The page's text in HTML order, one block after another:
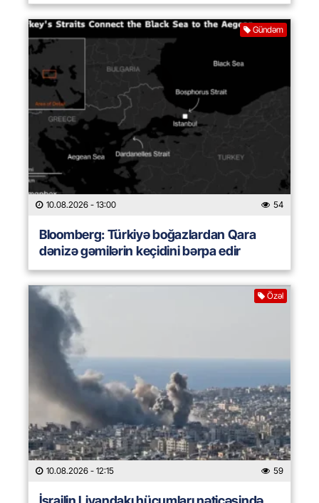
Gündəm
10.08.2026 - 13:00 54
Bloomberg: Türkiyə boğazlardan Qara
dənizə gəmilərin keçidini bərpa edir
Özəl
10.08.2026 - 12:15 59